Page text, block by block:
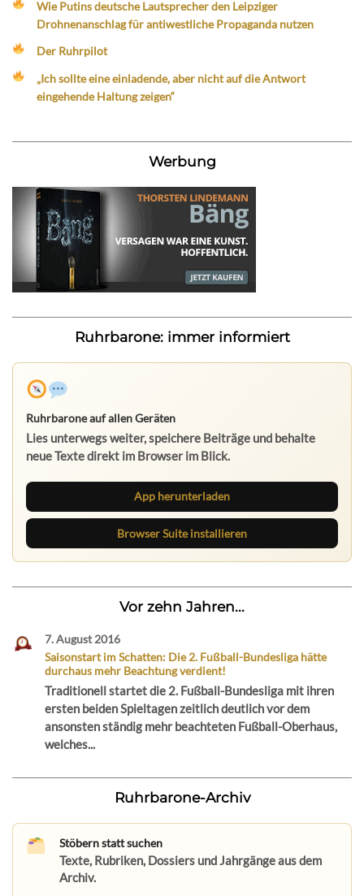
Wie Putins deutsche Lautsprecher den Leipziger
Drohnenanschlag für antiwestliche Propaganda nutzen
Der Ruhrpilot
„Ich sollte eine einladende, aber nicht auf die Antwort
eingehende Haltung zeigen“
Werbung
Ruhrbarone: immer informiert
Ruhrbarone auf allen Geräten
Lies unterwegs weiter, speichere Beiträge und behalte
neue Texte direkt im Browser im Blick.
App herunterladen
Browser Suite installieren
Vor zehn Jahren...
7. August 2016
Saisonstart im Schatten: Die 2. Fußball-Bundesliga hätte
durchaus mehr Beachtung verdient!
Traditionell startet die 2. Fußball-Bundesliga mit ihren
ersten beiden Spieltagen zeitlich deutlich vor dem
ansonsten ständig mehr beachteten Fußball-Oberhaus,
welches...
Ruhrbarone-Archiv
Stöbern statt suchen
Texte, Rubriken, Dossiers und Jahrgänge aus dem
Archiv.